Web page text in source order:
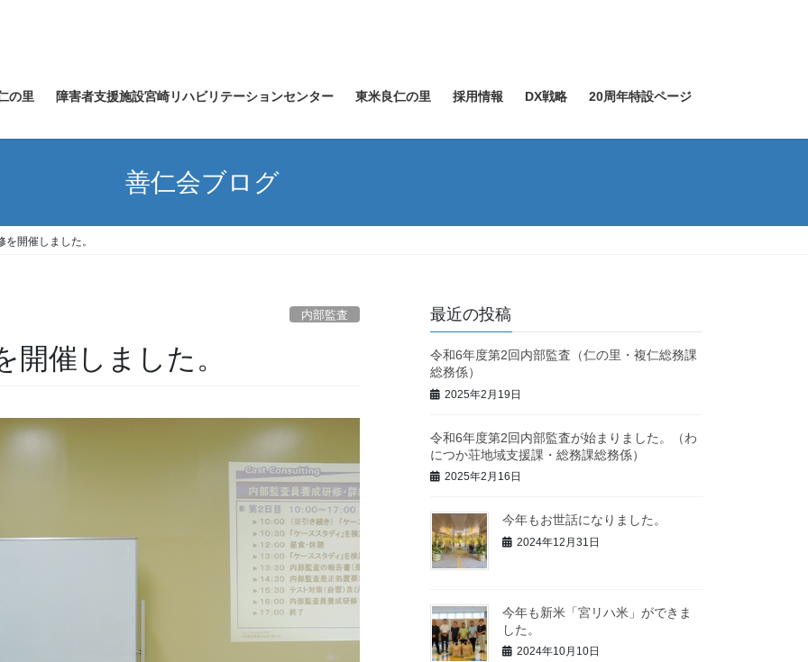
の里 障害者支援施設宮崎リハビリテーションセンター 東米良仁の里 採用情報 DX戦略 20周年特設ページ
善仁会ブログ
開催しました。
内部監査
開催しました。
最近の投稿
令和6年度第2回内部監査（仁の里・複仁総務課
総務係）
2025年2月19日
令和6年度第2回内部監査が始まりました。（わ
につか荘地域支援課・総務課総務係）
2025年2月16日
今年もお世話になりました。
2024年12月31日
今年も新米「宮リハ米」ができま
した。
2024年10月10日